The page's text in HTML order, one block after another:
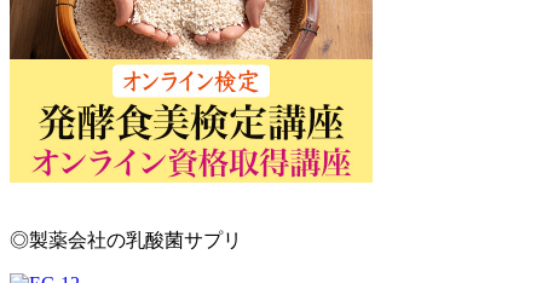
◎製薬会社の乳酸菌サプリ